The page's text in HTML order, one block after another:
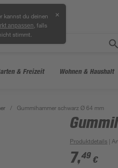
kannst du deinen
anpassen , falls
stimmt.
✕
& Freizeit Wohnen & Haushalt
/ Gummihammer schwarz Ø 64 mm
Produktdetails |
7,49 €